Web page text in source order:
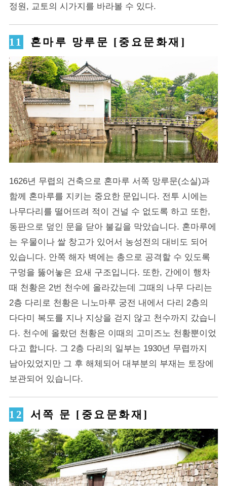
정원, 교토의 시가지를 바라볼 수 있다.
혼마루 망루문 [중요문화재]
1626년 무렵의 건축으로 혼마루 서쪽 망루문(소실)과
함께 혼마루를 지키는 중요한 문입니다. 전투 시에는
나무다리를 떨어뜨려 적이 건널 수 없도록 하고 또한,
동판으로 덮인 문을 닫아 불길을 막았습니다. 혼마루에
는 우물이나 쌀 창고가 있어서 농성전의 대비도 되어
있습니다. 안쪽 해자 벽에는 총으로 공격할 수 있도록
구멍을 뚫어놓은 요새 구조입니다. 또한, 간에이 행차
때 천황은 2번 천수에 올라갔는데 그때의 나무 다리는
2층 다리로 천황은 니노마루 궁전 내에서 다리 2층의
다다미 복도를 지나 지상을 걷지 않고 천수까지 갔습니
다. 천수에 올랐던 천황은 이때의 고미즈노 천황뿐이었
다고 합니다. 그 2층 다리의 일부는 1930년 무렵까지
남아있었지만 그 후 해체되어 대부분의 부재는 토장에
보관되어 있습니다.
서쪽 문 [중요문화재]